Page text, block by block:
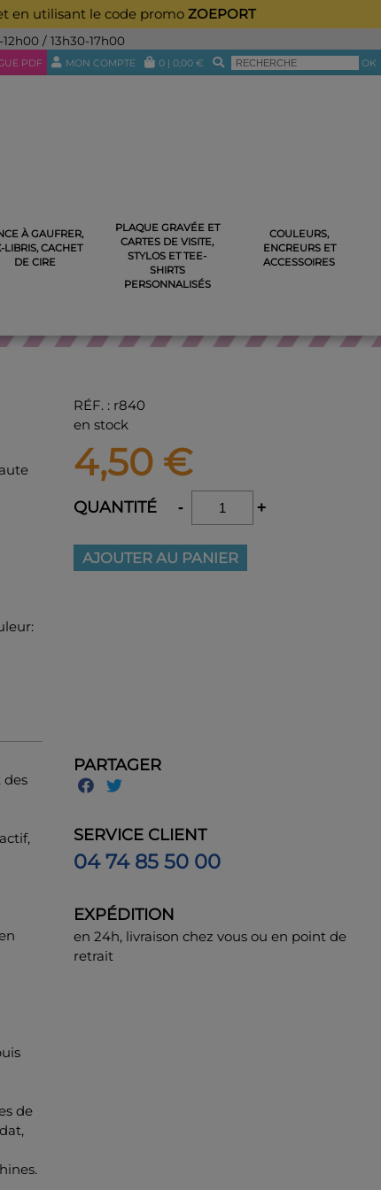
en utilisant le code promo ZOEPORT
/ 13h30-17h00
PDF MON COMPTE 0 | 0,00 € OK
À GAUFRER,
LIBRIS, CACHET
DE CIRE
PLAQUE GRAVÉE ET
CARTES DE VISITE,
STYLOS ET TEE-
SHIRTS
PERSONNALISÉS
COULEURS,
ENCREURS ET
ACCESSOIRES
RÉF. : r840
en stock
4,50 €
QUANTITÉ - +
AJOUTER AU PANIER
des
de
PARTAGER
SERVICE CLIENT
04 74 85 50 00
EXPÉDITION
en 24h, livraison chez vous ou en point de
retrait